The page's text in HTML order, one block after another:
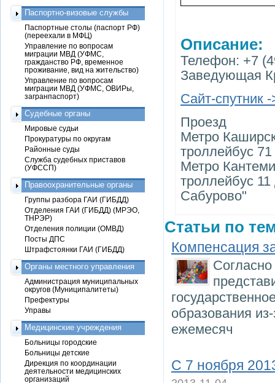
Описание:
Телефон: +7
Заведующая
Сайт-спутник
Проезд
Метро
троллейбус
Метро
троллейбус
Сабурово"
Статьи по
Компенсация
образования
ежемесяч
С 7 ноября
Паспортно-визовые службы
Паспортные столы (паспорт РФ)
(переехали в МФЦ)
Управление по вопросам
миграции МВД (УФМС,
гражданство РФ, временное
проживание, вид на жительство)
Управление по вопросам
миграции МВД (УФМС, ОВИРы,
загранпаспорт)
Судебные органы
Мировые судьи
Прокуратуры по округам
Районные суды
Служба судебных приставов
(УФССП)
Правоохранительные органы
Группы разбора ГАИ (ГИБДД)
Отделения ГАИ (ГИБДД) (МРЭО,
ТНРЭР)
Отделения полиции (ОМВД)
Посты ДПС
Штрафстоянки ГАИ (ГИБДД)
Органы местного управления
Администрация муниципальных
округов (Муниципалитеты)
Префектуры
Управы
Медицинские учреждения
Больницы городские
Больницы детские
Дирекция по координации
деятельности медицинских
организаций